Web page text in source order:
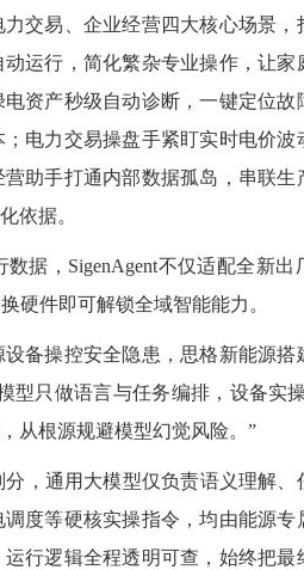
易、企业经营四大核心场景，
运行，简化繁杂专业操作，让家
资产秒级自动诊断，一键定位故
电力交易操盘手紧盯实时电价波
助手打通内部数据孤岛，串联生
依据。
，SigenAgent不仅适配全新出
硬件即可解锁全域智能能力。
备操控安全隐患， 思格新能源搭
型只做语言与任务编排，设备实
从根源规避模型幻觉风险。”
分，通用大模型仅负责语义理解、
度等硬核实操指令，均由能源专
行逻辑全程透明可查，始终把最